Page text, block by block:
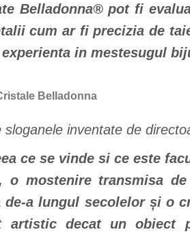
Belladonna® pot fi
cum ar fi precizia de
in mestesugul
sloganele inventate de
ce se vinde si ce este
o mostenire transmisa
de-a lungul secolelor și o
artistic decat un obiect